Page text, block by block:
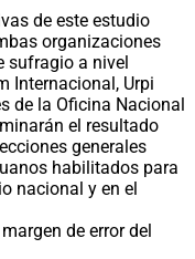
de este estudio
organizaciones
sufragio a nivel
Internacional, Urpi
de la Oficina Nacional
el resultado
generales
habilitados para
nacional y en el
de error del